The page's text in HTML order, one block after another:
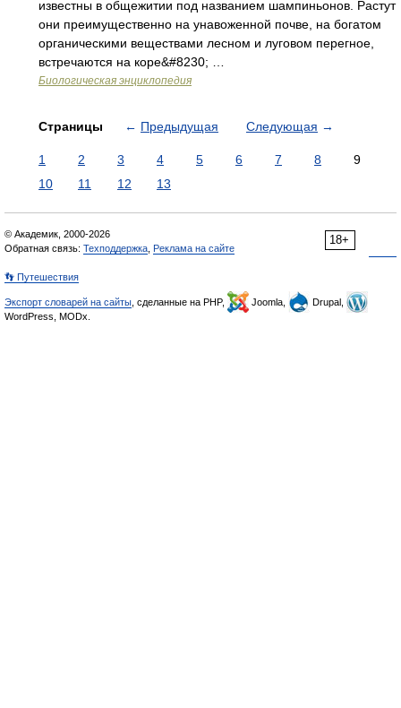
известны в общежитии под названием шампиньонов. Растут
они преимущественно на унавоженной почве, на богатом
органическими веществами лесном и луговом перегное,
встречаются на коре&#8230; …
Биологическая энциклопедия
Страницы ← Предыдущая Следующая →
1 2 3 4 5 6 7 8
9
10
11 12 13
18+
© Академик, 2000-2026
Обратная связь: Техподдержка Реклама на сайте
👣 Путешествия
Экспорт словарей на сайты , сделанные на PHP, Joomla,
Drupal,
WordPress, MODx.